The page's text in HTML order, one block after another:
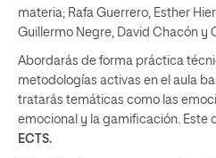
materia; Rafa Guerrero, Esther
Guillermo Negre, David Chacón y
Abordarás de forma práctica
metodologías activas en el aula
tratarás temáticas como las
emocional y la gamificación. Este
ECTS.